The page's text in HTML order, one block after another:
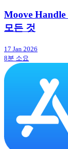
Moove
모든 것
17 Jan 2026
8분 소요